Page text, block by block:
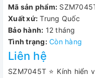
Mã sản phẩm:
Xuất xứ: Trung Quốc
Bảo hành: 12 tháng
Tình trạng: Còn hàng
Liên hệ
SZM7045T ⭐ Kính